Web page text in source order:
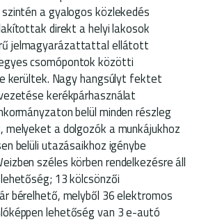
a gyalogos közlekedés
direkt a helyi lakosok
jelmagyarázattattal ellátott
csomópontok közötti
kerültek. Nagy hangsúlyt fektet
kerékpárhasználat
belül minden részleg
a dolgozók a munkájukhoz
belüli utazásaikhoz igénybe
széles körben rendelkezésre áll
13 kölcsönzői
bérelhető, melyből 36 elektromos
lehetőség van 3 e-autó